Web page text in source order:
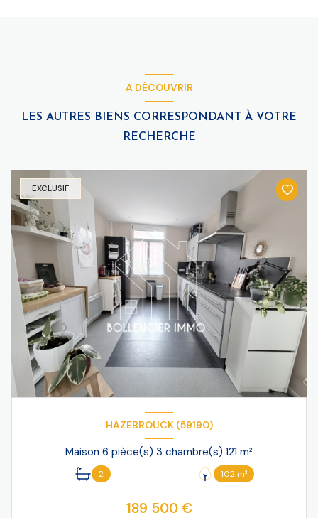
A DÉCOUVRIR
LES AUTRES BIENS CORRESPONDANT À VOTRE
RECHERCHE
EXCLUSIF
HAZEBROUCK (59190)
Maison 6 pièce(s) 3 chambre(s) 121 m²
2 102 m²
189 500 €